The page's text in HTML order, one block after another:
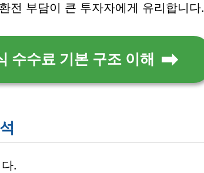
전 부담이 큰 투자자에게 유리합니다.
수수료 기본 구조 이해
.